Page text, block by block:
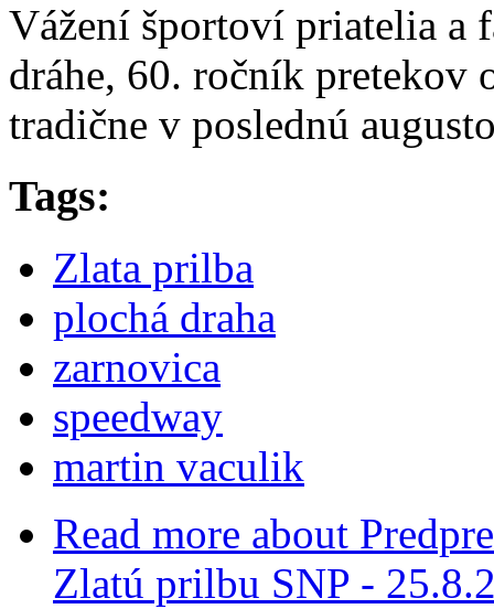
Vážení športoví priatelia a
dráhe, 60. ročník pretekov
tradične v poslednú
Tags:
Zlata prilba
plochá draha
zarnovica
speedway
martin vaculik
Read more about
Zlatú prilbu SNP -